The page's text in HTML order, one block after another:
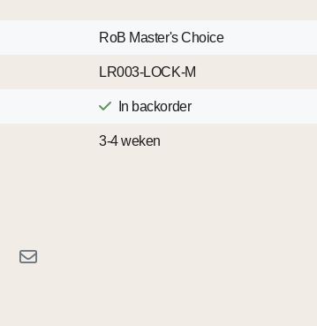
RoB Master's Choice
LR003-LOCK-M
In backorder
3-4 weken